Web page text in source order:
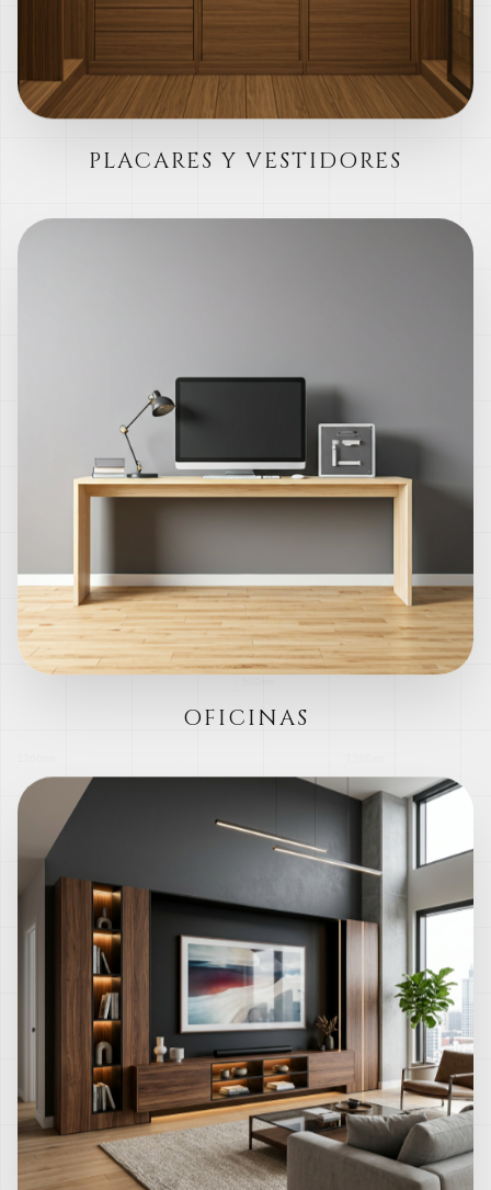
PLACARES Y VESTIDORES
OFICINAS